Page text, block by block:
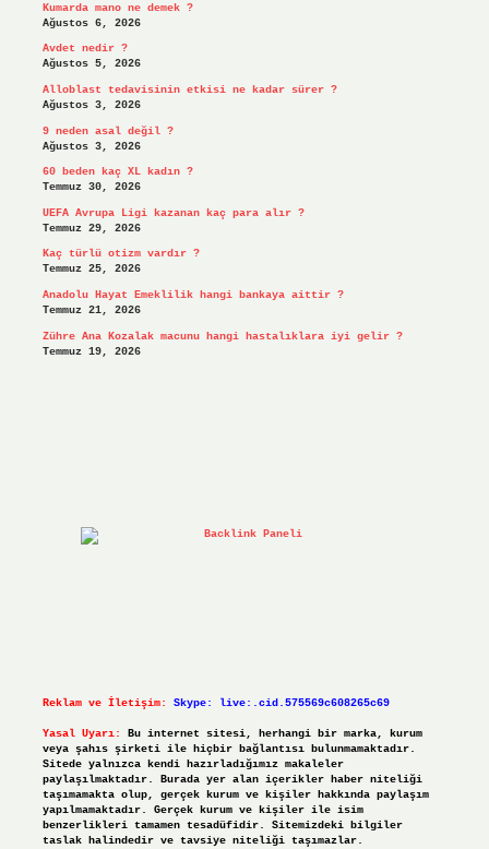
Kumarda mano ne demek ?
Ağustos 6, 2026
Avdet nedir ?
Ağustos 5, 2026
Alloblast tedavisinin etkisi ne kadar sürer ?
Ağustos 3, 2026
9 neden asal değil ?
Ağustos 3, 2026
60 beden kaç XL kadın ?
Temmuz 30, 2026
UEFA Avrupa Ligi kazanan kaç para alır ?
Temmuz 29, 2026
Kaç türlü otizm vardır ?
Temmuz 25, 2026
Anadolu Hayat Emeklilik hangi bankaya aittir ?
Temmuz 21, 2026
Zühre Ana Kozalak macunu hangi hastalıklara iyi gelir ?
Temmuz 19, 2026
Reklam ve İletişim: Skype: live:.cid.575569c608265c69
Yasal Uyarı:
Bu internet sitesi, herhangi bir marka, kurum
veya şahıs şirketi ile hiçbir bağlantısı bulunmamaktadır.
Sitede yalnızca kendi hazırladığımız makaleler
paylaşılmaktadır. Burada yer alan içerikler haber niteliği
taşımamakta olup, gerçek kurum ve kişiler hakkında paylaşım
yapılmamaktadır. Gerçek kurum ve kişiler ile isim
benzerlikleri tamamen tesadüfidir. Sitemizdeki bilgiler
taslak halindedir ve tavsiye niteliği taşımazlar.